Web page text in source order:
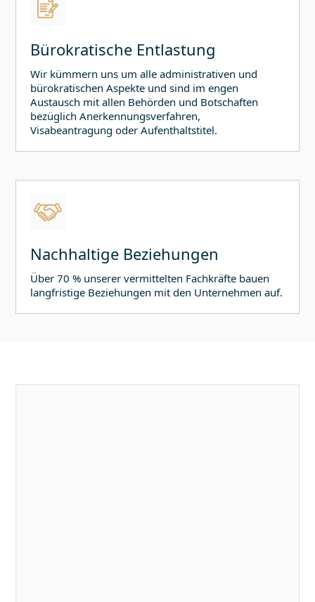
Bürokratische Entlastung
Wir kümmern uns um alle administrativen und
bürokratischen Aspekte und sind im engen
Austausch mit allen Behörden und Botschaften
bezüglich Anerkennungsverfahren,
Visabeantragung oder Aufenthaltstitel.
Nachhaltige Beziehungen
Über 70 % unserer vermittelten Fachkräfte bauen
langfristige Beziehungen mit den Unternehmen auf.